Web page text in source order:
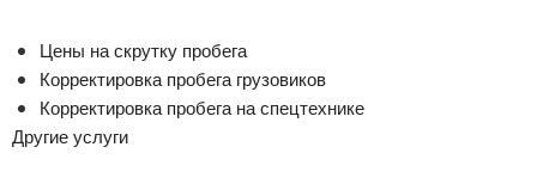
Цены на скрутку пробега
Корректировка пробега грузовиков
Корректировка пробега на спецтехнике
Другие услуги